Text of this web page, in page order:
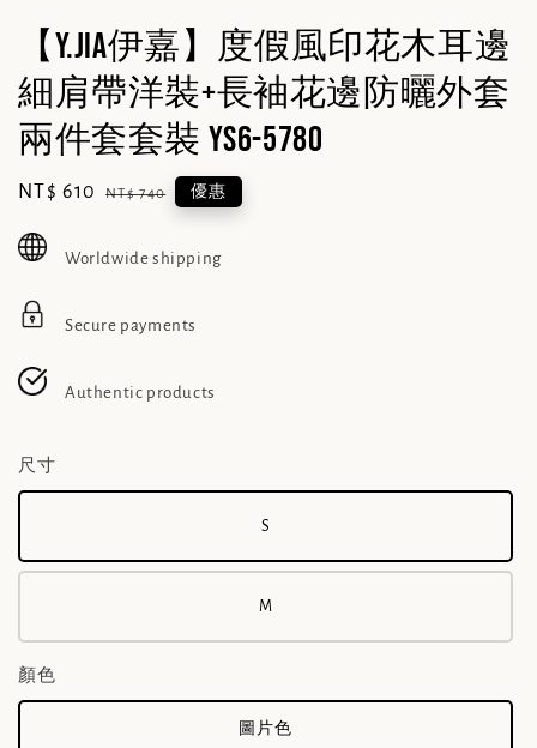
【Y.JIA伊嘉】度假風印花木耳邊
細肩帶洋裝+長袖花邊防曬外套
兩件套套裝 YS6-5780
Sale
NT$ 610 Regular
NT$ 740 優惠
Worldwide shipping
Secure payments
Authentic products
尺寸
S
M
顏色
圖片色